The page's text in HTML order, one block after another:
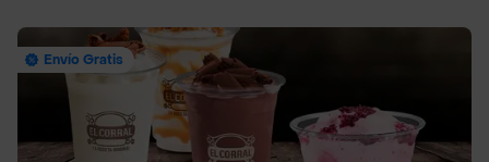
Envío Gratis